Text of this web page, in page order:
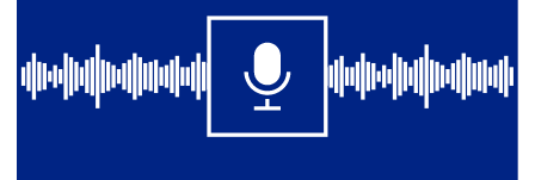
rond